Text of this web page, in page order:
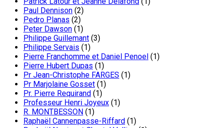
Paul Dennison (2)
Pedro Planas (2)
Peter Dawson (1)
Philippe Guillemant (3)
Philippe Servais (1)
Pierre Franchomme et Daniel Penoel (1)
Pierre Hubert Dupas (1)
Pr Jean-Christophe FARGES (1)
Pr Marjolaine Gosset (1)
Pr. Pierre Requirand (1)
Professeur Henri Joyeux (1)
R. MONTBESSON (1)
Raphaël Cannenpasse-Riffard (1)